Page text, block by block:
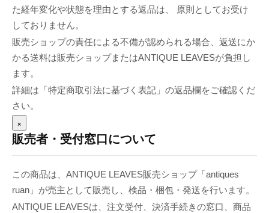
た経年変化や状態を理由とする返品は、 原則としてお受け
しておりません。
販売ショップの責任による不備が認められる場合、返送にか
かる送料は販売ショップまたはANTIQUE LEAVESが負担し
ます。
詳細は「特定商取引法に基づく表記」の返品欄をご確認くだ
さい。
×
販売者・受付窓口について
この商品は、ANTIQUE LEAVES販売ショップ「antiques
ruan」が売主として販売し、検品・梱包・発送を行います。
ANTIQUE LEAVESは、注文受付、決済手続きの窓口、商品